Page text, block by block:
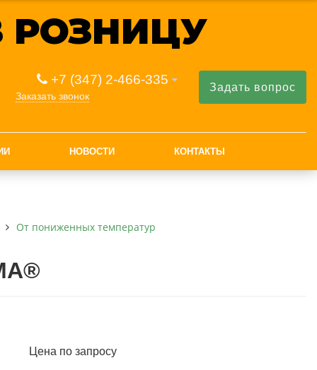
+7 (347) 2-466-335
Заказать звонок
Задать вопрос
НОВОСТИ КОНТАКТЫ
От пониженных температур
Цена по запросу